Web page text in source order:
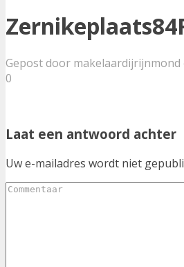
Gepost door
0
Laat een antwoord achter
Uw e-mailadres wordt niet